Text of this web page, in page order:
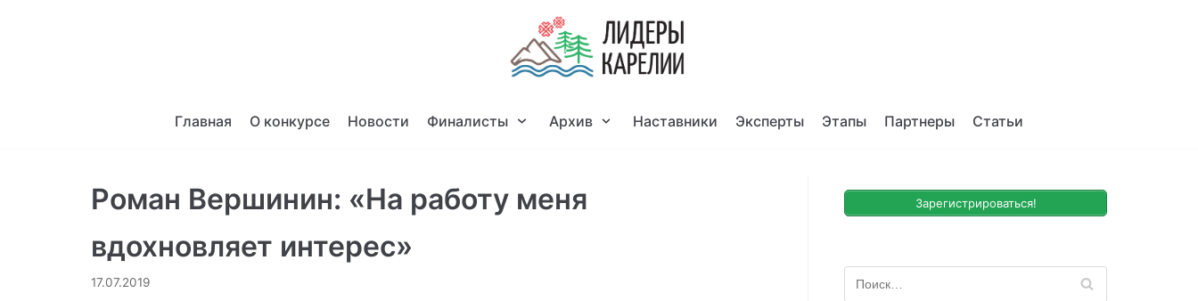
Главная О конкурсе Новости Финалисты Архив Наставники Эксперты Этапы Партнеры Статьи
Роман Вершинин: «На работу меня
вдохновляет интерес»
17.07.2019
Зарегистрироваться!